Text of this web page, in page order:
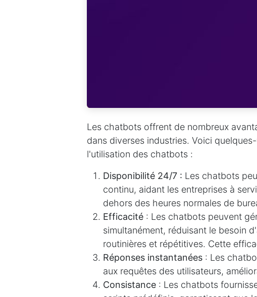
Les chatbots offrent de nombreux
dans diverses industries. Voici
l'utilisation des chatbots :
Disponibilité 24/7 : Les chatbots
continu, aidant les entreprises à
dehors des heures normales de
Efficacité : Les chatbots peuvent
simultanément, réduisant le besoin
routinières et répétitives. Cette
Réponses instantanées : Les
aux requêtes des utilisateurs,
Consistance : Les chatbots